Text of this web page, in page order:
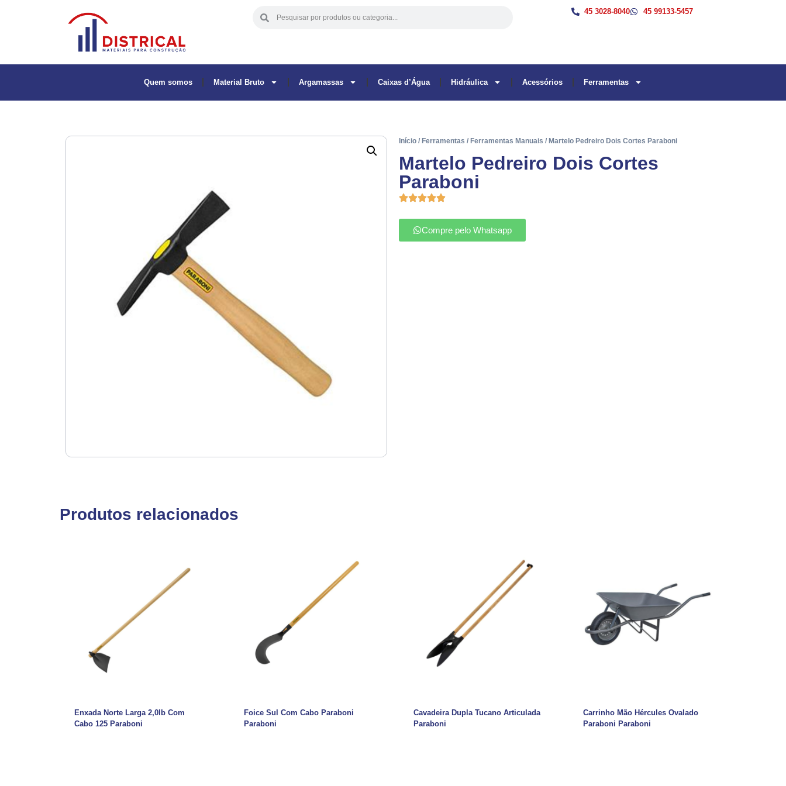
45 3028-8040 45 99133-5457
Quem somos Material Bruto Argamassas Caixas d’Água Hidráulica Acessórios Ferramentas
Início / Ferramentas / Ferramentas Manuais / Martelo Pedreiro Dois Cortes Paraboni
Martelo Pedreiro Dois Cortes
Paraboni
Compre pelo Whatsapp
Produtos relacionados
Enxada Norte Larga 2,0lb Com
Cabo 125 Paraboni
Foice Sul Com Cabo Paraboni
Paraboni
Cavadeira Dupla Tucano Articulada
Paraboni
Carrinho Mão Hércules Ovalado
Paraboni Paraboni